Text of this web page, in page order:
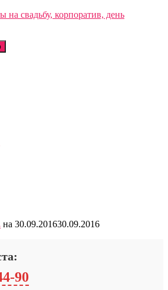
на свадьбу, корпоратив, день
на 30.09.201630.09.2016
90